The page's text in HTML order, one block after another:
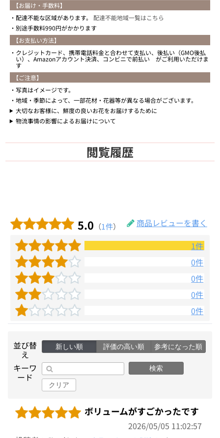
【お届け・手数料】
配達不能な区域があります。 配達不能地域一覧はこちら
別途手数料990円がかかります
【お支払い方法】
クレジットカード、携帯電話料金と合わせて支払い、後払い（GMO後払
い）、Amazonアカウント決済、コンビニで前払い がご利用いただけま
す
【ご注意】
写真はイメージです。
地域・季節によって、一部花材・花器等が異なる場合がございます。
大切なお客様に、鮮度の良いお花をお届けするために
物流事情の影響によるお届けについて
閲覧履歴
5.0 （1件）
商品レビューを書く
1件
0件
0件
0件
0件
並び替
え
新しい順 評価の高い順 参考になった順
キーワ
ード
検索
クリア
ボリュームがすごかったです
2026/05/05 11:02:57